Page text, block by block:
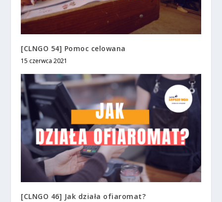
[CLNGO 54] Pomoc celowana
15 czerwca 2021
[CLNGO 46] Jak działa ofiaromat?